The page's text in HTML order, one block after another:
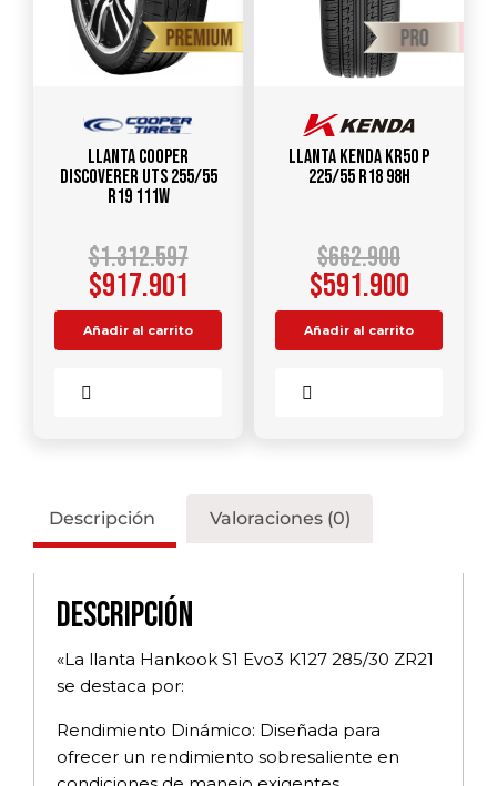
Llanta COOPER
DISCOVERER UTS 255/55
R19 111W
$1.312.597
$917.901
Añadir al carrito
Llanta KENDA KR50 P
225/55 R18 98H
$662.900
$591.900
Añadir al carrito
Descripción Valoraciones (0)
Descripción
«La llanta Hankook S1 Evo3 K127 285/30 ZR21
se destaca por:
Rendimiento Dinámico: Diseñada para
ofrecer un rendimiento sobresaliente en